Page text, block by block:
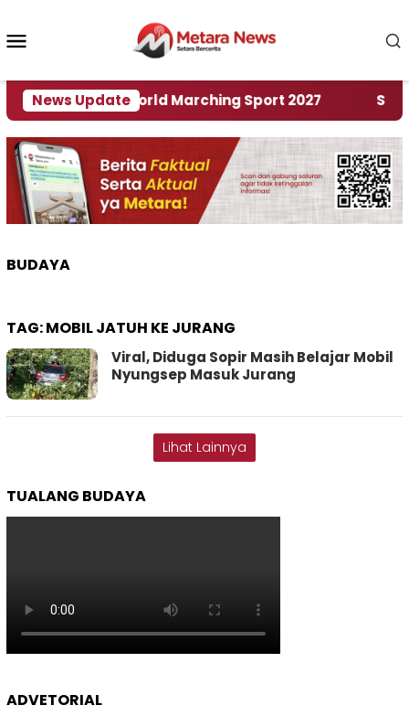
konten
News Update
Rumah World Marching Sport 2027 ‎Soal
BUDAYA
TAG:MOBIL JATUH KE JURANG
Viral, Diduga Sopir Masih Belajar Mobil
Nyungsep Masuk Jurang
Lihat Lainnya
TUALANG BUDAYA
ADVETORIAL